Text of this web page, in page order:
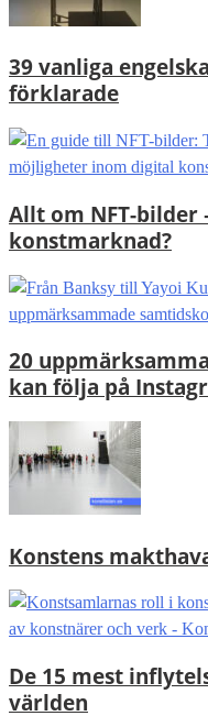
39 vanliga
förklarade
Allt om NFT-bilder
konstmarknad?
20
kan följa på
Konstens
De 15 mest
världen